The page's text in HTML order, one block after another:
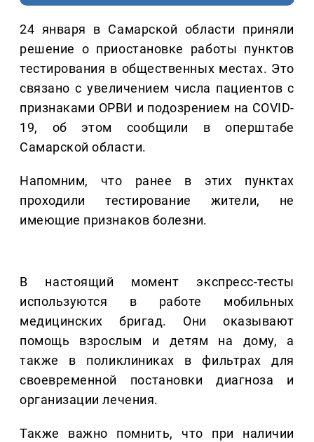
24 января в Самарской области приняли
решение о приостановке работы пунктов
тестирования в общественных местах. Это
связано с увеличением числа пациентов с
признаками ОРВИ и подозрением на COVID-
19, об этом сообщили в оперштабе
Самарской области.
Напомним, что ранее в этих пунктах
проходили тестирование жители, не
имеющие признаков болезни.
В настоящий момент экспресс-тесты
используются в работе мобильных
медицинских бригад. Они оказывают
помощь взрослым и детям на дому, а
также в поликлиниках в фильтрах для
своевременной постановки диагноза и
организации лечения.
Также важно помнить, что при наличии